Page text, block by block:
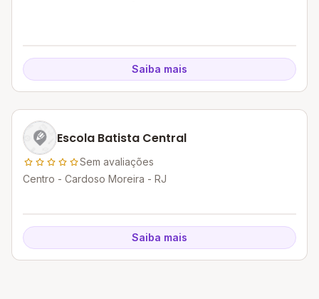
Saiba mais
Escola Batista Central
Sem avaliações
Centro - Cardoso Moreira - RJ
Saiba mais